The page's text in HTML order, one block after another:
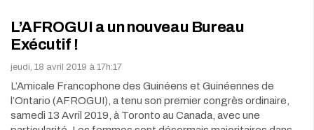
L’AFROGUI a un nouveau Bureau
Exécutif !
jeudi, 18 avril 2019 à 17h:17
L’Amicale Francophone des Guinéens et Guinéennes de
l’Ontario (AFROGUI), a tenu son premier congrès ordinaire,
samedi 13 Avril 2019, à Toronto au Canada, avec une